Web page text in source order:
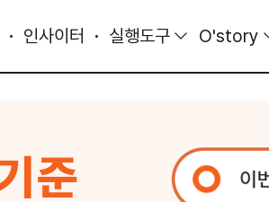
인사이터 실행도구 O'story